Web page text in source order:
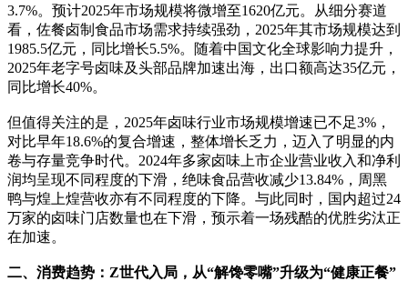
3.7%。预计2025年市场规模将微增至1620亿元。从细分赛道
看，佐餐卤制食品市场需求持续强劲，2025年其市场规模达到
1985.5亿元，同比增长5.5%。随着中国文化全球影响力提升，
2025年老字号卤味及头部品牌加速出海，出口额高达35亿元，
同比增长40%。
但值得关注的是，2025年卤味行业市场规模增速已不足3%，
对比早年18.6%的复合增速，整体增长乏力，迈入了明显的内
卷与存量竞争时代。2024年多家卤味上市企业营业收入和净利
润均呈现不同程度的下滑，绝味食品营收减少13.84%，周黑
鸭与煌上煌营收亦有不同程度的下降。与此同时，国内超过24
万家的卤味门店数量也在下滑，预示着一场残酷的优胜劣汰正
在加速。
二、消费趋势：Z世代入局，从“解馋零嘴”升级为“健康正餐”